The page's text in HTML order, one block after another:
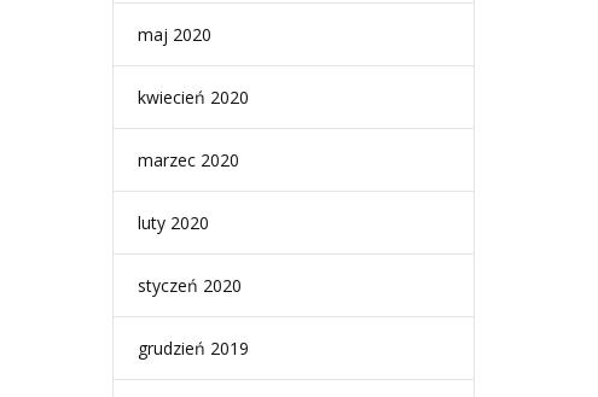
maj 2020
kwiecień 2020
marzec 2020
luty 2020
styczeń 2020
grudzień 2019